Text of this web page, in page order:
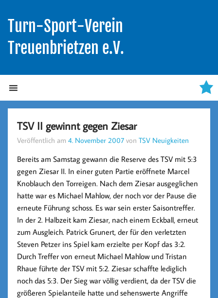
Turn-Sport-Verein
Treuenbrietzen e.V.
TSV II gewinnt gegen Ziesar
Veröffentlich am4. November 2007 vonTSV Neuigkeiten
Bereits am Samstag gewann die Reserve des TSV mit 5:3
gegen Ziesar II. In einer guten Partie eröffnete Marcel
Knoblauch den Torreigen. Nach dem Ziesar ausgeglichen
hatte war es Michael Mahlow, der noch vor der Pause die
erneute Führung schoss. Es war sein erster Saisontreffer.
In der 2. Halbzeit kam Ziesar, nach einem Eckball, erneut
zum Ausgleich. Patrick Grunert, der für den verletzten
Steven Petzer ins Spiel kam erzielte per Kopf das 3:2.
Durch Treffer von erneut Michael Mahlow und Tristan
Rhaue führte der TSV mit 5:2. Ziesar schaffte lediglich
noch das 5:3. Der Sieg war völlig verdient, da der TSV die
größeren Spielanteile hatte und sehenswerte Angriffe